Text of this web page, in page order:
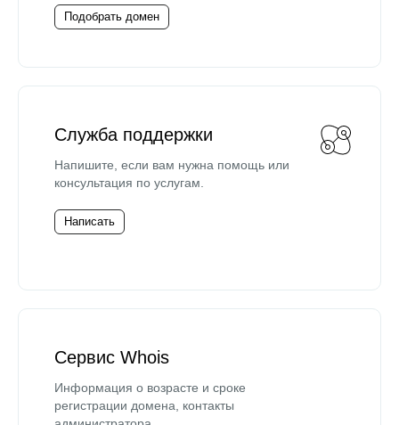
Подобрать домен
Служба поддержки
Напишите, если вам нужна помощь или
консультация по услугам.
Написать
Сервис Whois
Информация о возрасте и сроке
регистрации домена, контакты